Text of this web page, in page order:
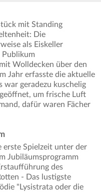
mit Standing
Die
als Eiskeller
Wolldecken über den
Jahr erfasste die aktuelle
war geradezu kuschelig
um frische Luft
dafür waren Fächer
erste Spielzeit unter der
Jubiläumsprogramm
des
- Das lustigste
"Lysistrata oder die